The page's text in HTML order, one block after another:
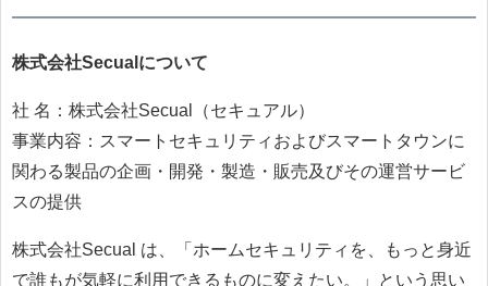
株式会社Secualについて
社 名：株式会社Secual（セキュアル）
事業内容：スマートセキュリティおよびスマートタウンに
関わる製品の企画・開発・製造・販売及びその運営サービ
スの提供
株式会社Secual は、「ホームセキュリティを、もっと身近
で誰もが気軽に利用できるものに変えたい。」という思い